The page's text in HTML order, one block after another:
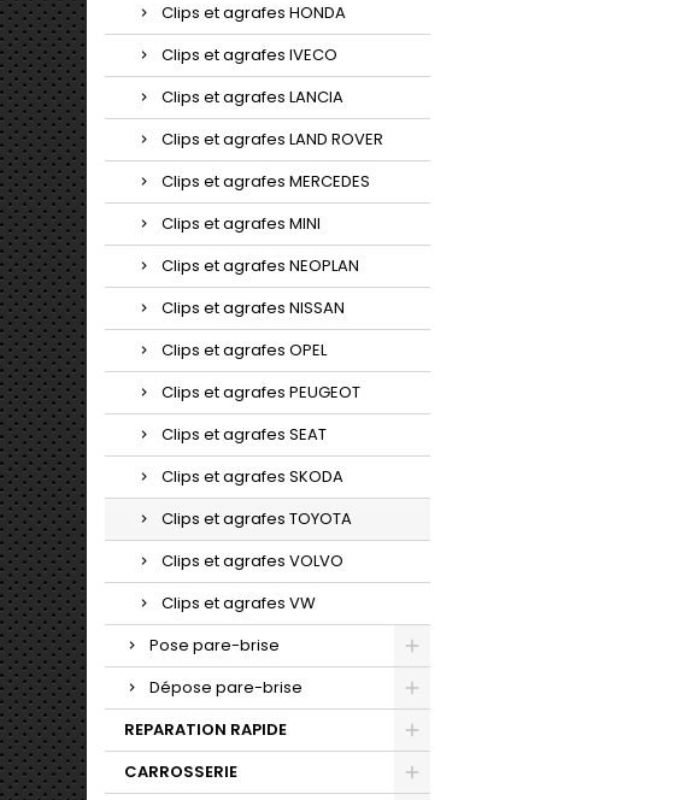
Clips et agrafes HONDA
Clips et agrafes IVECO
Clips et agrafes LANCIA
Clips et agrafes LAND ROVER
Clips et agrafes MERCEDES
Clips et agrafes MINI
Clips et agrafes NEOPLAN
Clips et agrafes NISSAN
Clips et agrafes OPEL
Clips et agrafes PEUGEOT
Clips et agrafes SEAT
Clips et agrafes SKODA
Clips et agrafes TOYOTA
Clips et agrafes VOLVO
Clips et agrafes VW
Pose pare-brise
Dépose pare-brise
REPARATION RAPIDE
CARROSSERIE